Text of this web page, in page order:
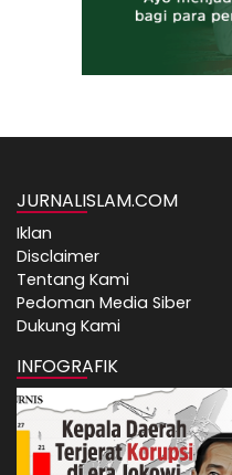
JURNALISLAM.COM
Iklan
Disclaimer
Tentang Kami
Pedoman Media Siber
Dukung Kami
INFOGRAFIK